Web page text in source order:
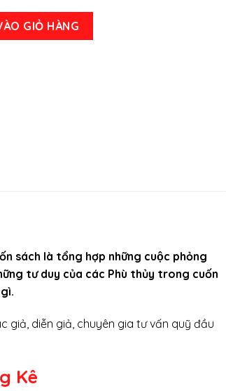
Trường tác giả Jack D.Schwager số lượng
GIỎ HÀNG
sách là tổng hợp những cuộc phỏng
tư duy của các Phù thủy trong cuốn
giả, diễn giả, chuyên gia tư vấn quỹ đầu
Kê